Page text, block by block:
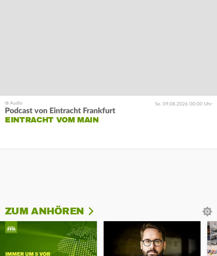
So. 09.08.2026 00:00 Uhr
Podcast von Eintracht Frankfurt
EINTRACHT VOM MAIN
ZUM ANHÖREN